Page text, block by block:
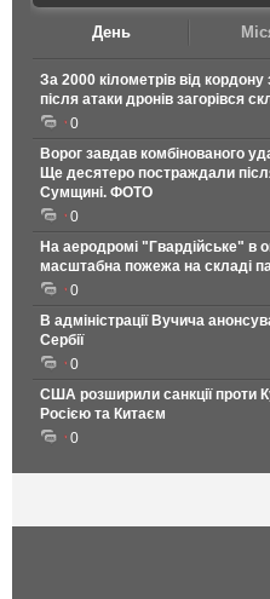
День
За 2000 кілометрів від
після атаки дронів загорівся
0
Ворог завдав комбінованого
Ще десятеро постраждали
Сумщині. ФОТО
0
На аеродромі "Гвардійське" в
масштабна пожежа на складі
0
В адміністрації Вучича
Сербії
0
США розширили санкції проти
Росією та Китаєм
0